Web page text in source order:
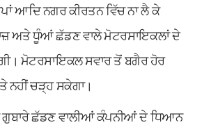
ਆਦਿ ਨਗਰ ਕੀਰਤਨ ਵਿੱਚ ਨਾ ਲੈ ਕੇ
ਅਤੇ ਧੂੰਆਂ ਛੱਡਣ ਵਾਲੇ ਮੋਟਰਸਾਇਕਲਾਂ ਦੇ
ਮੋਟਰਸਾਇਕਲ ਸਵਾਰ ਤੋਂ ਬਗੈਰ ਹੋਰ
ਨਹੀਂ ਚੜ੍ਹ ਸਕੇਗਾ।
ਗੁਬਾਰੇ ਛੱਡਣ ਵਾਲੀਆਂ ਕੰਪਨੀਆਂ ਦੇ ਧਿਆਨ